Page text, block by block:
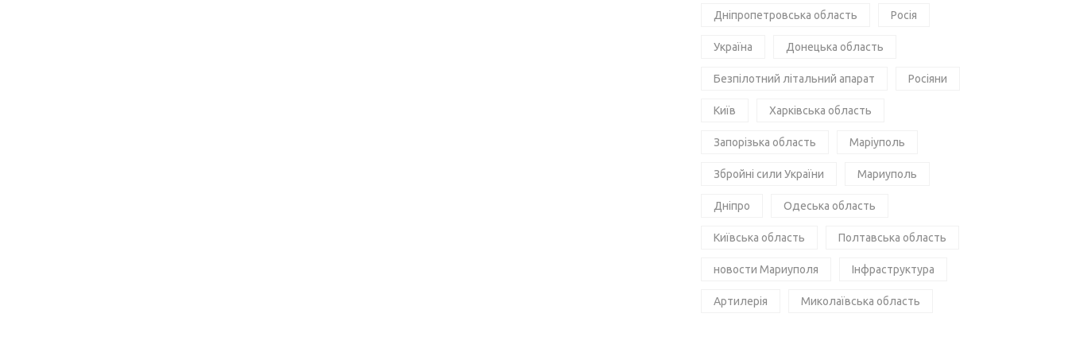
Дніпропетровська область Росія
Україна Донецька область
Безпілотний літальний апарат Росіяни
Київ Харківська область
Запорізька область Маріуполь
Збройні сили України Мариуполь
Дніпро Одеська область
Київська область Полтавська область
новости Мариуполя Інфраструктура
Артилерія Миколаївська область